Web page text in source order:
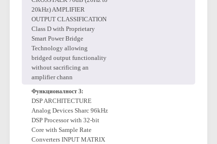
105dB (20Hz to 20kHz
referenced to 8Ω)
20kHz) AMPLIFIER
OUTPUT CLASSIFICATION
Class D with Proprietary
Smart Power Bridge
Technology allowing
bridged output functionality
without sacrificing an
amplifier chann
Функционалност 3:
Analog Devices Sharc 96kHz